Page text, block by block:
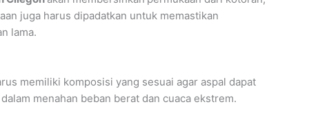
juga harus dipadatkan untuk memastikan
lama.
memiliki komposisi yang sesuai agar aspal dapat
menahan beban berat dan cuaca ekstrem.